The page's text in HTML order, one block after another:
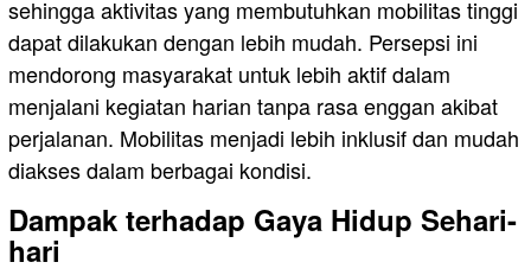
sehingga aktivitas yang membutuhkan mobilitas tinggi
dapat dilakukan dengan lebih mudah. Persepsi ini
mendorong masyarakat untuk lebih aktif dalam
menjalani kegiatan harian tanpa rasa enggan akibat
perjalanan. Mobilitas menjadi lebih inklusif dan mudah
diakses dalam berbagai kondisi.
Dampak terhadap Gaya Hidup Sehari-
hari